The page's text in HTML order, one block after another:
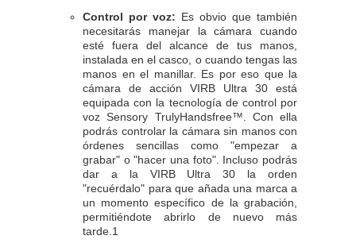
Control por voz: Es obvio que también
necesitarás manejar la cámara cuando
esté fuera del alcance de tus manos,
instalada en el casco, o cuando tengas las
manos en el manillar. Es por eso que la
cámara de acción VIRB Ultra 30 está
equipada con la tecnología de control por
voz Sensory TrulyHandsfree™. Con ella
podrás controlar la cámara sin manos con
órdenes sencillas como "empezar a
grabar" o "hacer una foto". Incluso podrás
dar a la VIRB Ultra 30 la orden
"recuérdalo" para que añada una marca a
un momento específico de la grabación,
permitiéndote abrirlo de nuevo más
tarde.1